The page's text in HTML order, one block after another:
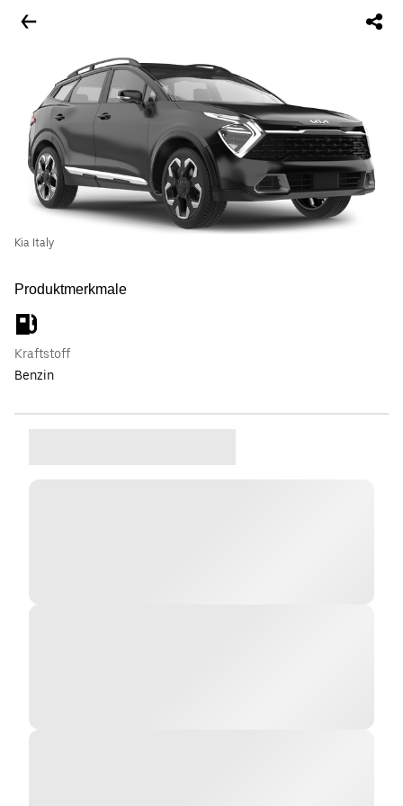
Kia Italy
Produktmerkmale
Kraftstoff
Benzin